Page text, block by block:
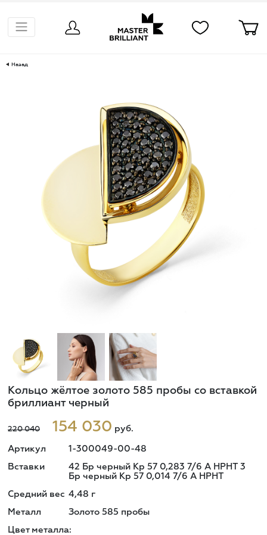
Назад
Кольцо жёлтое золото 585 пробы со вставкой
бриллиант черный
220 040 154 030 руб.
Артикул 1-300049-00-48
Вставки
42 Бр черный Кр 57 0,283 7/6 А HPHT 3
Бр черный Кр 57 0,014 7/6 А HPHT
Средний вес 4,48 г
Металл Золото 585 пробы
Цвет металла: